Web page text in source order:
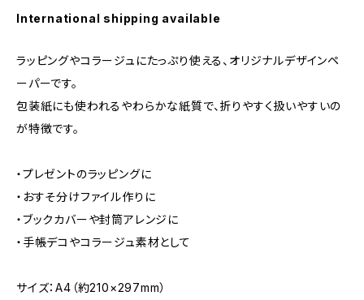
International shipping available
ラッピングやコラージュにたっぷり使える、オリジナルデザインペ
ーパーです。
包装紙にも使われるやわらかな紙質で、折りやすく扱いやすいの
が特徴です。
・プレゼントのラッピングに
・おすそ分けファイル作りに
・ブックカバーや封筒アレンジに
・手帳デコやコラージュ素材として
サイズ：A4（約210×297mm）